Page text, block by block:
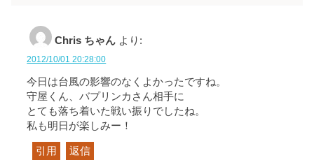
Chris ちゃん より:
2012/10/01 20:28:00
今日は台風の影響のなくよかったですね。
守屋くん、バプリンカさん相手に
とても落ち着いた戦い振りでしたね。
私も明日が楽しみー！
引用 返信